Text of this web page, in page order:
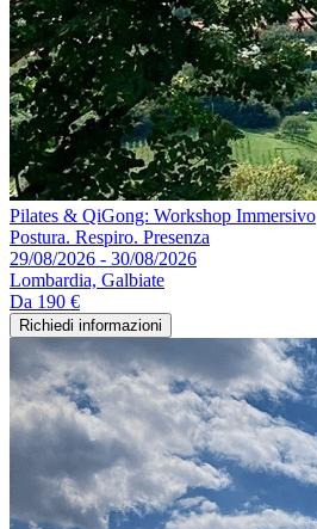
Pilates & QiGong: Workshop Immersivo
Postura. Respiro. Presenza
29/08/2026 - 30/08/2026
Lombardia, Galbiate
Da 190 €
Richiedi informazioni